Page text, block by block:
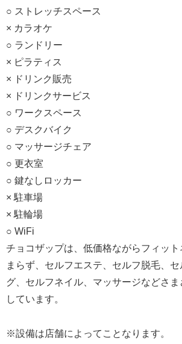
○ ストレッチスペース
× カラオケ
○ ランドリー
× ピラティス
× ドリンク販売
× ドリンクサービス
○ ワークスペース
○ デスクバイク
○ マッサージチェア
○ 更衣室
○ 鍵なしロッカー
× 駐車場
× 駐輪場
○ WiFi
チョコザップは、低価格ながらフィッ
まらず、セルフエステ、セルフ脱毛、
グ、セルフネイル、マッサージなどさ
しています。
※設備は店舗によってことなります。